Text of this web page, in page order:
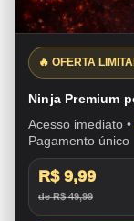
🔥 OFERTA
Ninja Premium
Acesso imediato •
Pagamento único
R$ 9,99
de R$ 49,99